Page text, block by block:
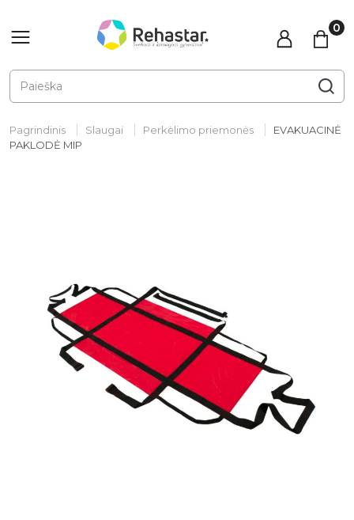
Pagrindinis Slaugai Perkėlimo priemonės
EVAKUACINĖ
PAKLODĖ MIP